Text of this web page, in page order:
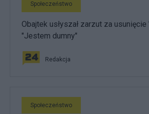
Społeczeństwo
Obajtek usłyszał zarzut za
"Jestem dumny"
Redakcja
Społeczeństwo